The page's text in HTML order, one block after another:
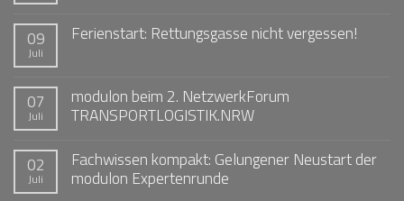
09
Juli
Ferienstart: Rettungsgasse nicht vergessen!
07
Juli
modulon beim 2. NetzwerkForum
TRANSPORTLOGISTIK.NRW
02
Juli
Fachwissen kompakt: Gelungener Neustart der
modulon Expertenrunde